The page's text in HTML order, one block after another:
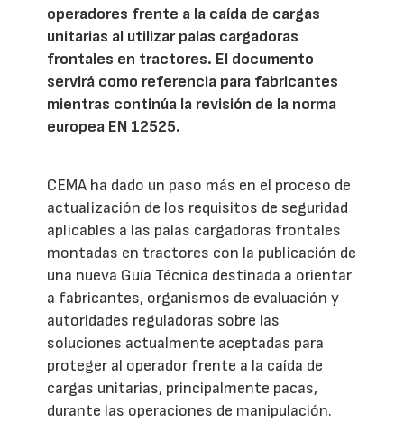
operadores frente a la caída de cargas
unitarias al utilizar palas cargadoras
frontales en tractores. El documento
servirá como referencia para fabricantes
mientras continúa la revisión de la norma
europea EN 12525.
CEMA ha dado un paso más en el proceso de
actualización de los requisitos de seguridad
aplicables a las palas cargadoras frontales
montadas en tractores con la publicación de
una nueva Guía Técnica destinada a orientar
a fabricantes, organismos de evaluación y
autoridades reguladoras sobre las
soluciones actualmente aceptadas para
proteger al operador frente a la caída de
cargas unitarias, principalmente pacas,
durante las operaciones de manipulación.